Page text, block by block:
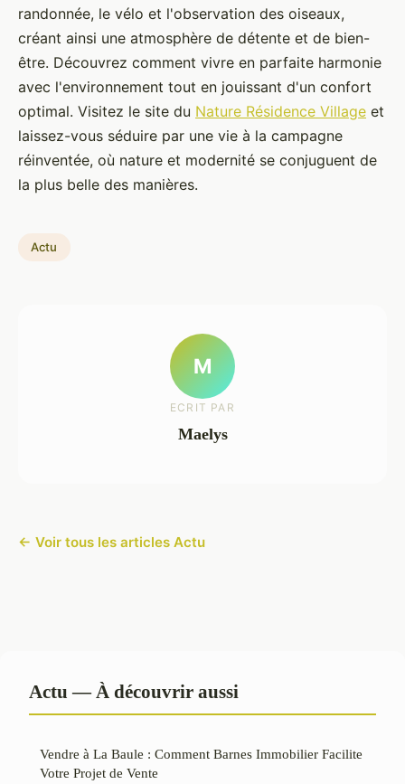
randonnée, le vélo et l'observation des oiseaux,
créant ainsi une atmosphère de détente et de bien-
être. Découvrez comment vivre en parfaite harmonie
avec l'environnement tout en jouissant d'un confort
optimal. Visitez le site du Nature Résidence Village et
laissez-vous séduire par une vie à la campagne
réinventée, où nature et modernité se conjuguent de
la plus belle des manières.
Actu
M
ECRIT PAR
Maelys
← Voir tous les articles Actu
Actu — À découvrir aussi
Vendre à La Baule : Comment Barnes Immobilier Facilite
Votre Projet de Vente